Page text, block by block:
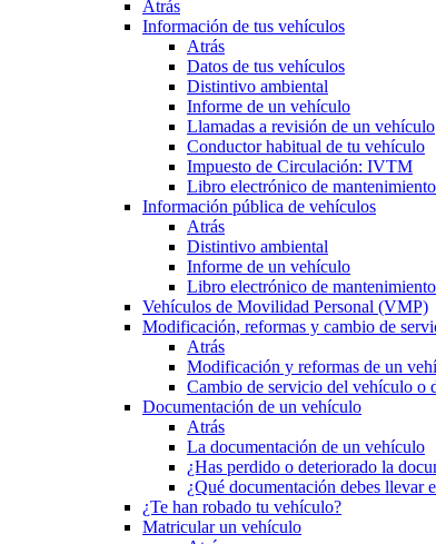
Atrás
Información de tus vehículos
Atrás
Datos de tus vehículos
Distintivo ambiental
Informe de un vehículo
Llamadas a revisión de un vehículo
Conductor habitual de tu vehículo
Impuesto de Circulación: IVTM
Libro electrónico de mantenimiento
Información pública de vehículos
Atrás
Distintivo ambiental
Informe de un vehículo
Libro electrónico de mantenimiento
Vehículos de Movilidad Personal (VMP)
Modificación, reformas y cambio de
Atrás
Modificación y reformas de un
Cambio de servicio del vehículo o
Documentación de un vehículo
Atrás
La documentación de un vehículo
¿Has perdido o deteriorado la
¿Qué documentación debes llevar
¿Te han robado tu vehículo?
Matricular un vehículo